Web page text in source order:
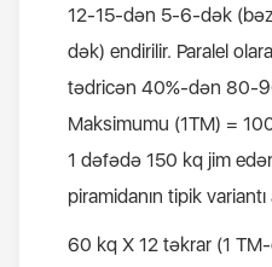
12-15-dən 5-6-dək
dək) endirilir. Paralel
tədricən 40%-dən 80-
Maksimumu (1TM) =
1 dəfədə 150 kq jim
piramidanın tipik
60 kq Х 12 təkrar (1